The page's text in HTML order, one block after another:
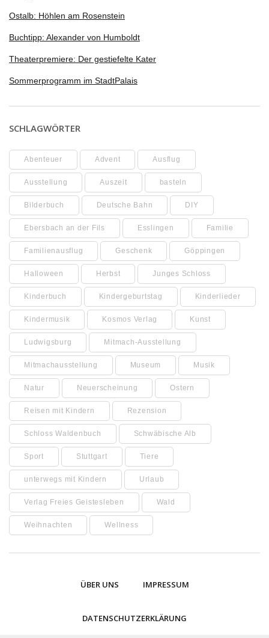
Ostalb: Höhlen am Rosenstein
Buchtipp: Alexander von Humboldt
Theaterpremiere: Der gestiefelte Kater
Sommerprogramm im StadtPalais
SCHLAGWÖRTER
Abenteuer Advent Ausflug
Ausstellung Auszeit basteln
Bilderbuch Deutsche Bahn DIY
Ebersbach an der Fils Esslingen Familie
Familienausflug Geschenk Göppingen
Halloween Herbst Junges Schloss
Kinderbuch Kindergeburtstag Kinderlieder
Kindermusik Kosmos Verlag Kunst
Ludwigsburg Mitmach-Ausstellung
Mitmachausstellung Museum Musik
Natur Neuerscheinung Ostern
Reisen mit Kindern Rezension
Schloss Waldenbuch Schwäbische Alb
Sport Stuttgart Tiere
unterwegs mit Kindern Urlaub
Verlag Freies Geistesleben Wald
Weihnachten Wellness
ÜBER UNS IMPRESSUM
DATENSCHUTZERKLÄRUNG